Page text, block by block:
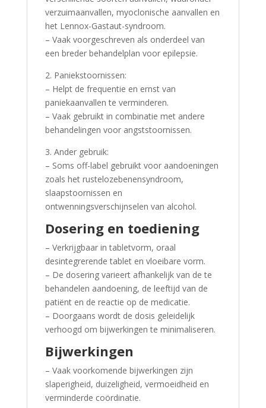
verzuimaanvallen, myoclonische aanvallen en
het Lennox-Gastaut-syndroom.
– Vaak voorgeschreven als onderdeel van
een breder behandelplan voor epilepsie.
2. Paniekstoornissen:
– Helpt de frequentie en ernst van
paniekaanvallen te verminderen.
– Vaak gebruikt in combinatie met andere
behandelingen voor angststoornissen.
3. Ander gebruik:
– Soms off-label gebruikt voor aandoeningen
zoals het rustelozebenensyndroom,
slaapstoornissen en
ontwenningsverschijnselen van alcohol.
Dosering en toediening
– Verkrijgbaar in tabletvorm, oraal
desintegrerende tablet en vloeibare vorm.
– De dosering varieert afhankelijk van de te
behandelen aandoening, de leeftijd van de
patiënt en de reactie op de medicatie.
– Doorgaans wordt de dosis geleidelijk
verhoogd om bijwerkingen te minimaliseren.
Bijwerkingen
– Vaak voorkomende bijwerkingen zijn
slaperigheid, duizeligheid, vermoeidheid en
verminderde coördinatie.